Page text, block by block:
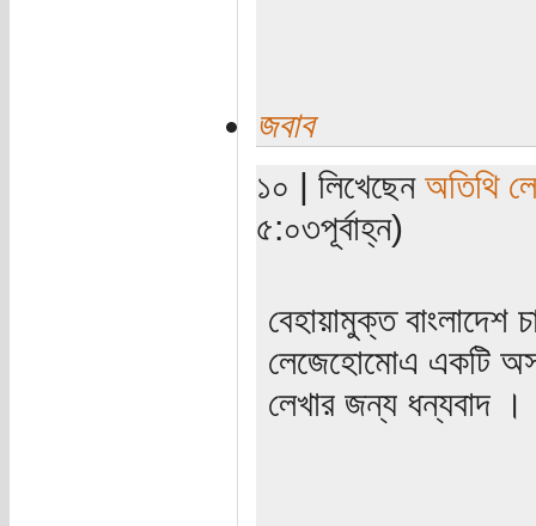
জবাব
১০ | লিখেছেন অতিথি
৫:০৩পূর্বাহ্ন)
বেহায়ামুক্ত বাংলাদেশ
লেজেহোমোএ একটি
লেখার জন্য ধন্যবাদ ।